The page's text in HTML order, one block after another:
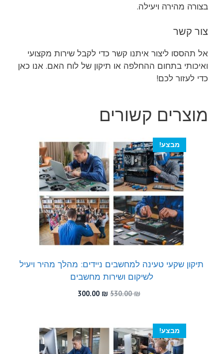
בצורה מהירה ויעילה.
צור קשר
אל תהססו ליצור איתנו קשר כדי לקבל שירות מקצועי
ואיכותי בתחום ההחלפה או תיקון של לוח האם. אנו כאן
כדי לעזור לכם!
מוצרים קשורים
מבצע!
תיקון שקעי טעינה למחשבים ניידים: מהלך מהיר ויעיל
לשיקום ושירות מחשבים
530.00₪
המחיר
300.00 ₪
מבצע!